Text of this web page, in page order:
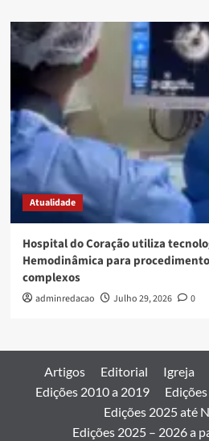
Atualidade
Hospital do Coração utiliza
Hemodinâmica para
complexos
adminredacao Julho 29, 2026 0
Artigos Editorial Igreja
Edições 2010 a 2019
Edições 2025 até
Edições 2025 – 2026 a